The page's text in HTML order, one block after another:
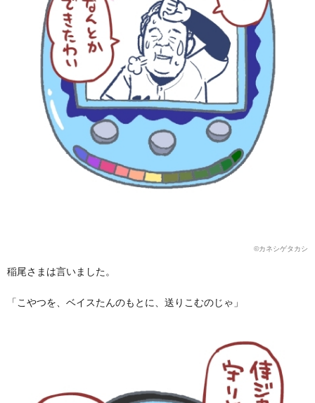
©︎カネシゲタカシ
稲尾さまは言いました。
「こやつを、ベイスたんのもとに、送りこむのじゃ」